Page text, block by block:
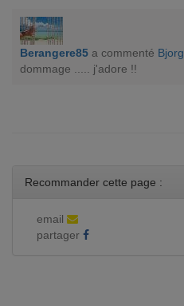
Berangere85 a commenté Bjorg
dommage ..... j'adore !!
Recommander cette page :
email
partager